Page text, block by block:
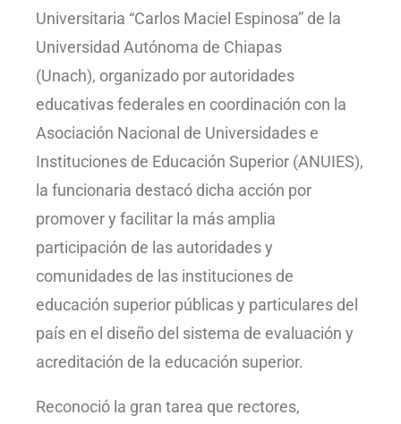
Universitaria “Carlos Maciel Espinosa” de la
Universidad Autónoma de Chiapas
(Unach), organizado por autoridades
educativas federales en coordinación con la
Asociación Nacional de Universidades e
Instituciones de Educación Superior (ANUIES),
la funcionaria destacó dicha acción por
promover y facilitar la más amplia
participación de las autoridades y
comunidades de las instituciones de
educación superior públicas y particulares del
país en el diseño del sistema de evaluación y
acreditación de la educación superior.
Reconoció la gran tarea que rectores,